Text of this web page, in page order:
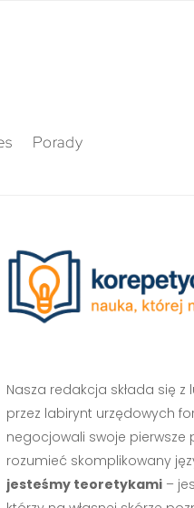
Porady
Nasza redakcja składa się z
przez labirynt urzędowych
negocjowali swoje pierwsze
rozumieć skomplikowany
jesteśmy teoretykami–